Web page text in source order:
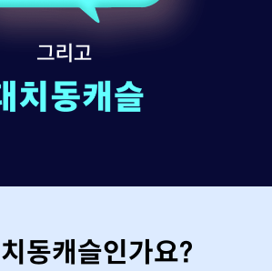
동캐슬인가요?